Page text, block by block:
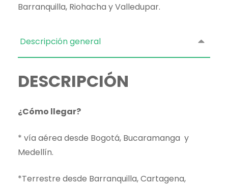
Barranquilla, Riohacha y Valledupar.
Descripción general
DESCRIPCIÓN
¿Cómo llegar?
* vía aérea desde Bogotá, Bucaramanga y
Medellín.
*Terrestre desde Barranquilla, Cartagena,